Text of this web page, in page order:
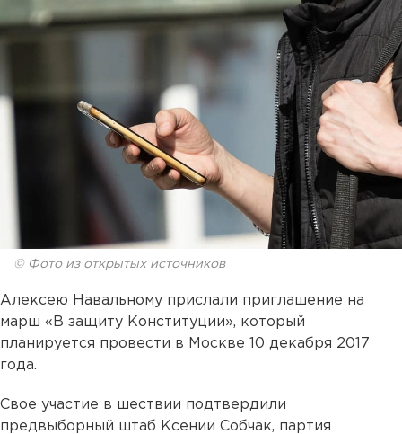
© Фото из открытых источников
Алексею Навальному прислали приглашение на
марш «В защиту Конституции», который
планируется провести в Москве 10 декабря 2017
года.
Свое участие в шествии подтвердили
предвыборный штаб Ксении Собчак, партия